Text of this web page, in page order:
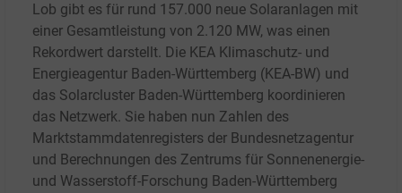
Lob gibt es für rund 157.000 neue Solaranlagen mit
einer Gesamtleistung von 2.120 MW, was einen
Rekordwert darstellt. Die KEA Klimaschutz- und
Energieagentur Baden-Württemberg (KEA-BW) und
das Solarcluster Baden-Württemberg koordinieren
das Netzwerk. Sie haben nun Zahlen des
Marktstammdatenregisters der Bundesnetzagentur
und Berechnungen des Zentrums für Sonnenenergie-
und Wasserstoff-Forschung Baden-Württemberg